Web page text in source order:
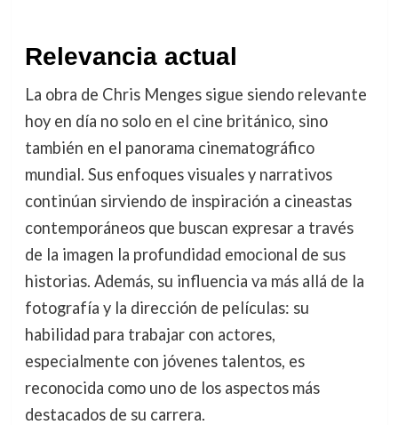
Relevancia actual
La obra de Chris Menges sigue siendo relevante
hoy en día no solo en el cine británico, sino
también en el panorama cinematográfico
mundial. Sus enfoques visuales y narrativos
continúan sirviendo de inspiración a cineastas
contemporáneos que buscan expresar a través
de la imagen la profundidad emocional de sus
historias. Además, su influencia va más allá de la
fotografía y la dirección de películas: su
habilidad para trabajar con actores,
especialmente con jóvenes talentos, es
reconocida como uno de los aspectos más
destacados de su carrera.